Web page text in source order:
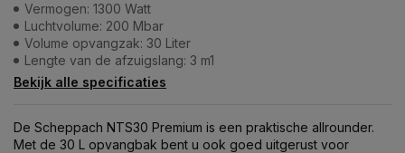
Vermogen: 1300 Watt
Luchtvolume: 200 Mbar
Volume opvangzak: 30 Liter
Lengte van de afzuigslang: 3 m1
Bekijk alle specificaties
De Scheppach NTS30 Premium is een praktische allrounder.
Met de 30 L opvangbak bent u ook goed uitgerust voor